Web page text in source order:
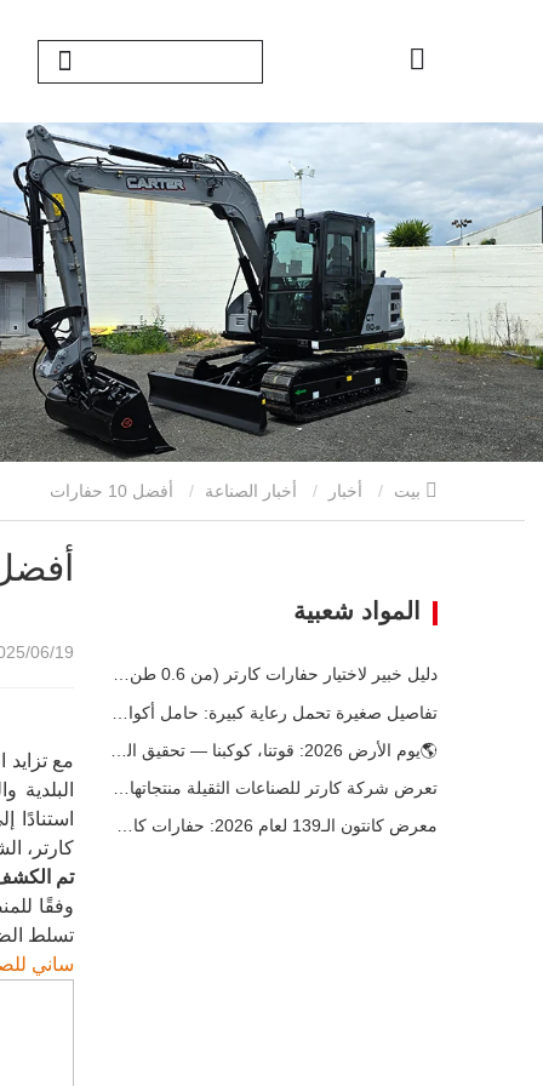
أخبار أخبار الصناعة
أفضل 10
06/19 08:26
مع تزايد
كارتر،
تم الكشف
تسلط
ساني
المواد شعبية
دليل خبير لاختيار حفارات كارتر (من 0.6 طن إلى 60 طن) لتحقيق الكفاءة المثلى في موقع العمل
معرض كانتون الـ139 لعام 2026: حفارات كارتر للصناعات الثقيلة المدمجة في الجناح 12.0B35